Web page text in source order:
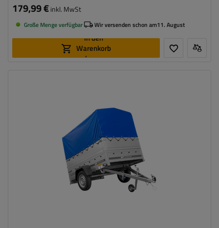
179,99 €inkl. MwSt
Große Menge verfügbar Wir versenden schon am11. August
In den
Warenkorb
legen
750 kg
2006 mm
Größte Transportfläche
Hochplane